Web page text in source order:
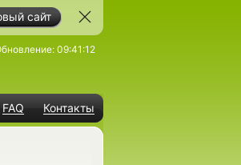
сайт
FAQ Контакты
09:41:12